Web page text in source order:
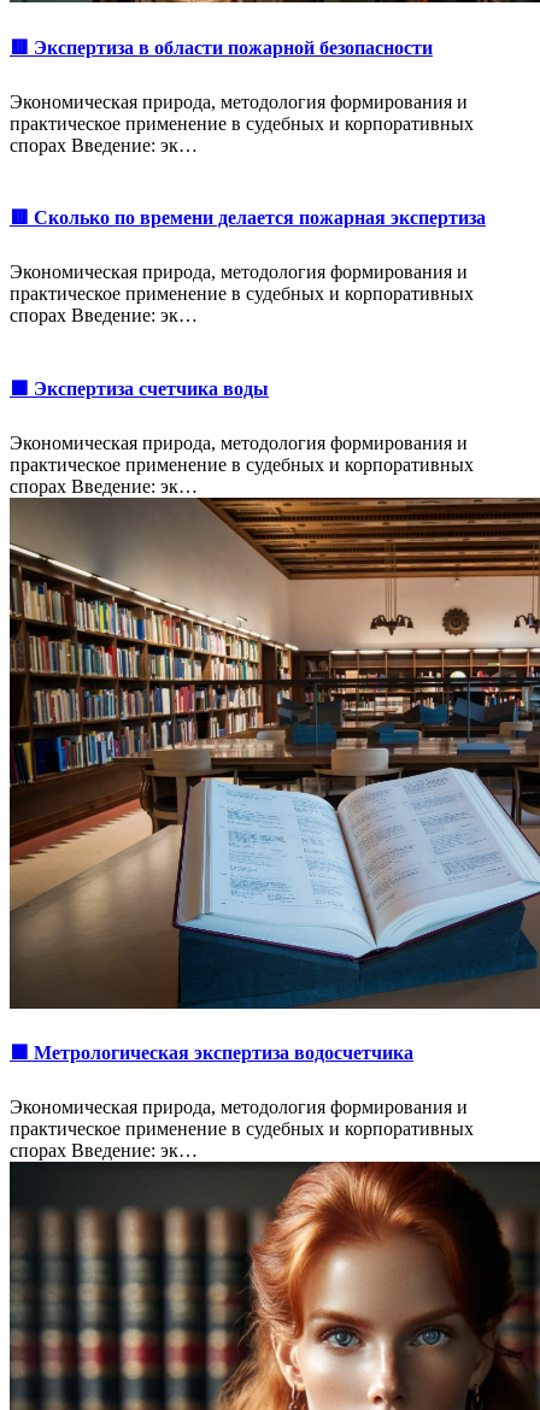
🟥 Экспертиза в области пожарной безопасности
Экономическая природа, методология формирования и
практическое применение в судебных и корпоративных
спорах Введение: эк…
🟥 Сколько по времени делается пожарная экспертиза
Экономическая природа, методология формирования и
практическое применение в судебных и корпоративных
спорах Введение: эк…
🟩 Экспертиза счетчика воды
Экономическая природа, методология формирования и
практическое применение в судебных и корпоративных
спорах Введение: эк…
🟩 Метрологическая экспертиза водосчетчика
Экономическая природа, методология формирования и
практическое применение в судебных и корпоративных
спорах Введение: эк…